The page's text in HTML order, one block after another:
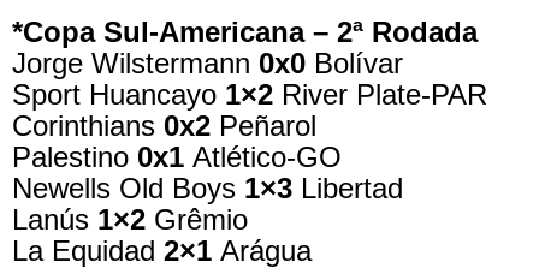
*Copa Sul-Americana – 2ª Rodada
Jorge Wilstermann 0x0 Bolívar
Sport Huancayo 1×2 River Plate-PAR
Corinthians 0x2 Peñarol
Palestino 0x1 Atlético-GO
Newells Old Boys 1×3 Libertad
Lanús 1×2 Grêmio
La Equidad 2×1 Arágua